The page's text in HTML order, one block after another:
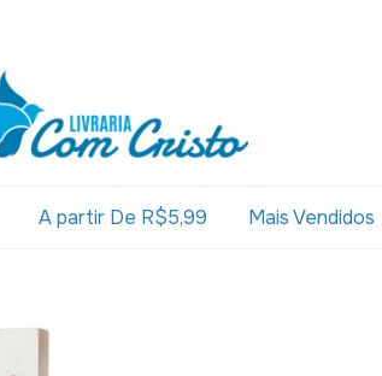
A partir De R$5,99 Mais Vendidos